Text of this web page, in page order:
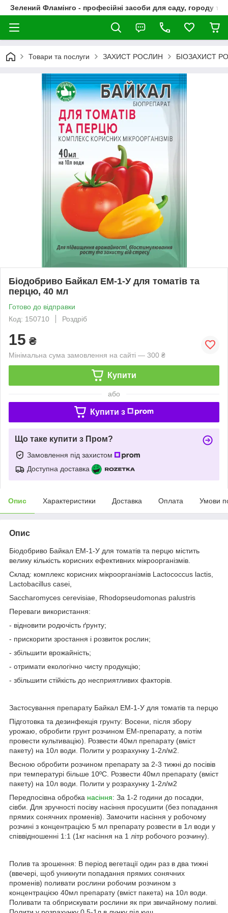
Зелений Фламінго - професійні засоби для саду, городу та
Товари та послуги ЗАХИСТ РОСЛИН БІОЗАХИСТ
Біодобриво Байкал ЕМ-1-У для томатів та
перцю, 40 мл
Готово до відправки
Код: 150710
Роздріб
15 ₴
Мінімальна сума замовлення на сайті — 300 ₴
Купити
або
Купити з
Що таке купити з Пром?
Замовлення під захистом
Доступна доставка
Опис Характеристики Доставка Оплата Умови
Опис
Біодобриво Байкал ЕМ-1-У для томатів та перцю містить
велику кількість корисних ефективних мікроорганізмів.
Склад: комплекс корисних мікроорганізмів Lactococcus lactis,
Lactobacillus casei,
Saccharomyces cerevisiae, Rhodopseudomonas palustris
Переваги використання:
- відновити родючість ґрунту;
- прискорити зростання і розвиток рослин;
- збільшити врожайність;
- отримати екологічно чисту продукцію;
- збільшити стійкість до несприятливих факторів.
Застосування препарату Байкал ЕМ-1-У для томатів та перцю
Підготовка та дезинфекція грунту: Восени, після збору
урожаю, обробити грунт розчином ЕМ-препарату, а потім
провести культивацію). Розвести 40мл препарату (вміст
пакету) на 10л води. Полити у розрахунку 1-2л/м2.
Весною обробити розчином препарату за 2-3 тижні до посівів
при температурі більше 10ºС. Розвести 40мл препарату (вміст
пакету) на 10л води. Полити у розрахунку 1-2л/м2
Передпосівна обробка насіння: За 1-2 години до посадки,
сівби. Для зручності посіву насіння просушити (без попадання
прямих сонячних променів). Замочити насіння у робочому
розчині з концентрацією 5 мл препарату розвести в 1л води у
співвідношенні 1:1 (1кг насіння на 1 літр робочого розчину).
Полив та зрошення: В період вегетації один раз в два тижні
(ввечері, щоб уникнути попадання прямих сонячних
променів) поливати рослини робочим розчином з
концентрацією 40мл препарату (вміст пакета) на 10л води.
Поливати та обприскувати рослини як при звичайному поливі.